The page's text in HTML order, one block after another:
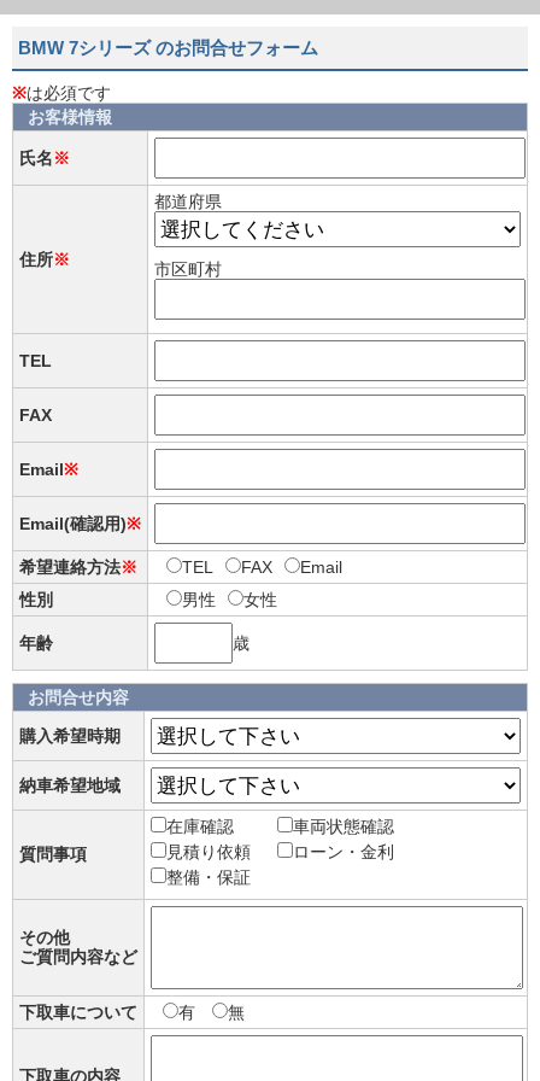
BMW 7シリーズ のお問合せフォーム
※は必須です
お客様情報
氏名※
住所※
都道府県
市区町村
TEL
FAX
Email※
Email(確認用)※
希望連絡方法※ TEL FAX
Email
性別
男性 女性
年齢 歳
お問合せ内容
購入希望時期
納車希望地域
質問事項
在庫確認
車両状態確認
見積り依頼
ローン・金利
整備・保証
その他
ご質問内容など
下取車について 有 無
下取車の内容